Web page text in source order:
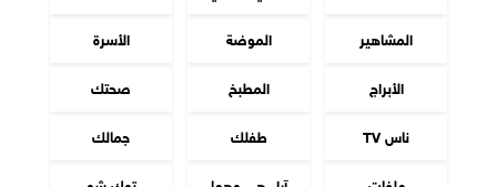
المشاهير
الموضة
الأسرة
الأبراج
المطبخ
صحتك
ناس TV
طفلك
جمالك